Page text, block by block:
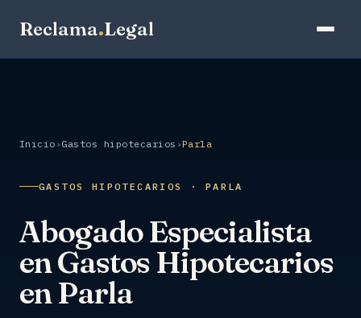
Reclama.Legal
Inicio › Gastos hipotecarios › Parla
GASTOS HIPOTECARIOS · PARLA
Abogado Especialista
en Gastos Hipotecarios
en Parla